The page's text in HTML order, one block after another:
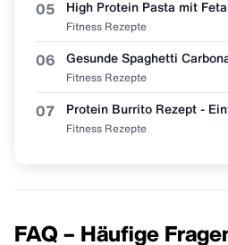
05 High Protein Pasta mit
Fitness Rezepte
06
Fitness Rezepte
07 Protein Burrito Rezept -
Fitness Rezepte
FAQ – Häufige